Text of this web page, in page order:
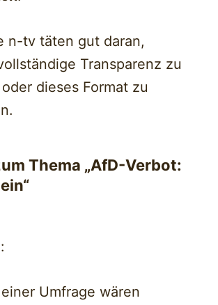
n-tv täten gut daran,
Transparenz zu
dieses Format zu
Thema „AfD-Verbot:
Umfrage wären